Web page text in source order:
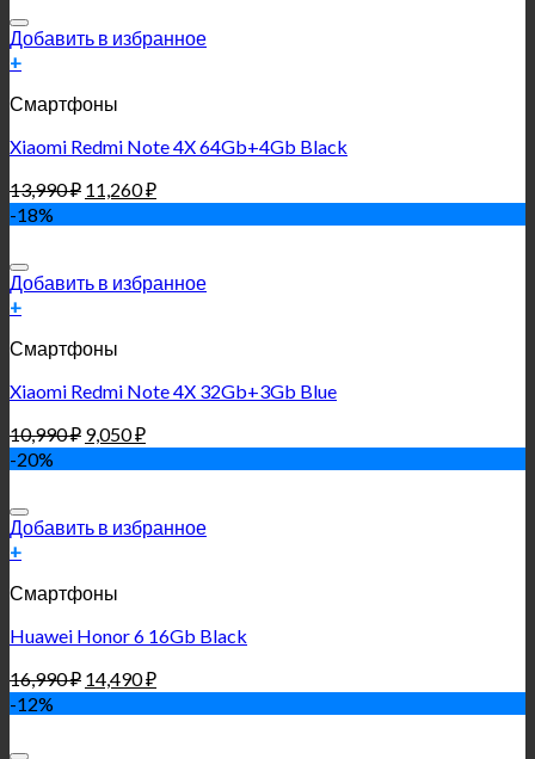
Добавить в избранное
+
Смартфоны
Xiaomi Redmi Note 4X 64Gb+4Gb Black
13,990₽ 11,260₽
-18%
Добавить в избранное
+
Смартфоны
Xiaomi Redmi Note 4X 32Gb+3Gb Blue
10,990₽ 9,050₽
-20%
Добавить в избранное
+
Смартфоны
Huawei Honor 6 16Gb Black
16,990₽ 14,490₽
-12%